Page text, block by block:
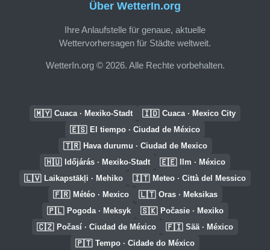
Über WetterIn.org
Ihre Anlaufstelle für genaue, aktuelle
Wettervorhersagen für Städte weltweit.
WetterIn.org © 2026. Alle Rechte vorbehalten.
🇲🇾 Cuaca · Mexiko-Stadt 🇮🇩 Cuaca · Mexico City
🇪🇸 El tiempo · Ciudad de México
🇹🇷 Hava durumu · Ciudad de Mexico
🇭🇺 Időjárás · Mexiko-Stadt 🇪🇪 Ilm · México
🇱🇻 Laikapstākļi · Mehiko 🇮🇹 Meteo · Città del Messico
🇫🇷 Météo · Mexico 🇱🇹 Oras · Meksikas
🇵🇱 Pogoda · Meksyk 🇸🇰 Počasie · Mexiko
🇨🇿 Počasí · Ciudad de México 🇫🇮 Sää · México
🇵🇹 Tempo · Cidade do México